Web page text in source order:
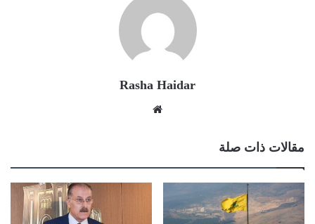
Rasha Haidar
مقالات ذات صلة